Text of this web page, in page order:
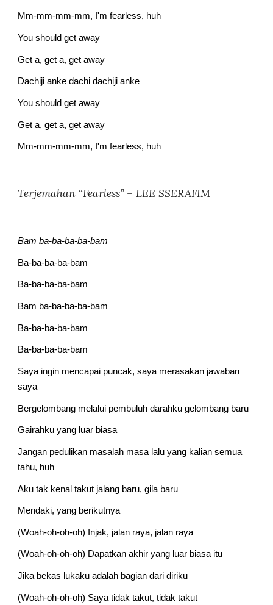
Mm-mm-mm-mm, I'm fearless, huh
You should get away
Get a, get a, get away
Dachiji anke dachi dachiji anke
You should get away
Get a, get a, get away
Mm-mm-mm-mm, I'm fearless, huh
Terjemahan “Fearless” – LEE SSERAFIM
Bam ba-ba-ba-ba-bam
Ba-ba-ba-ba-bam
Ba-ba-ba-ba-bam
Bam ba-ba-ba-ba-bam
Ba-ba-ba-ba-bam
Ba-ba-ba-ba-bam
Saya ingin mencapai puncak, saya merasakan jawaban
saya
Bergelombang melalui pembuluh darahku gelombang baru
Gairahku yang luar biasa
Jangan pedulikan masalah masa lalu yang kalian semua
tahu, huh
Aku tak kenal takut jalang baru, gila baru
Mendaki, yang berikutnya
(Woah-oh-oh-oh) Injak, jalan raya, jalan raya
(Woah-oh-oh-oh) Dapatkan akhir yang luar biasa itu
Jika bekas lukaku adalah bagian dari diriku
(Woah-oh-oh-oh) Saya tidak takut, tidak takut